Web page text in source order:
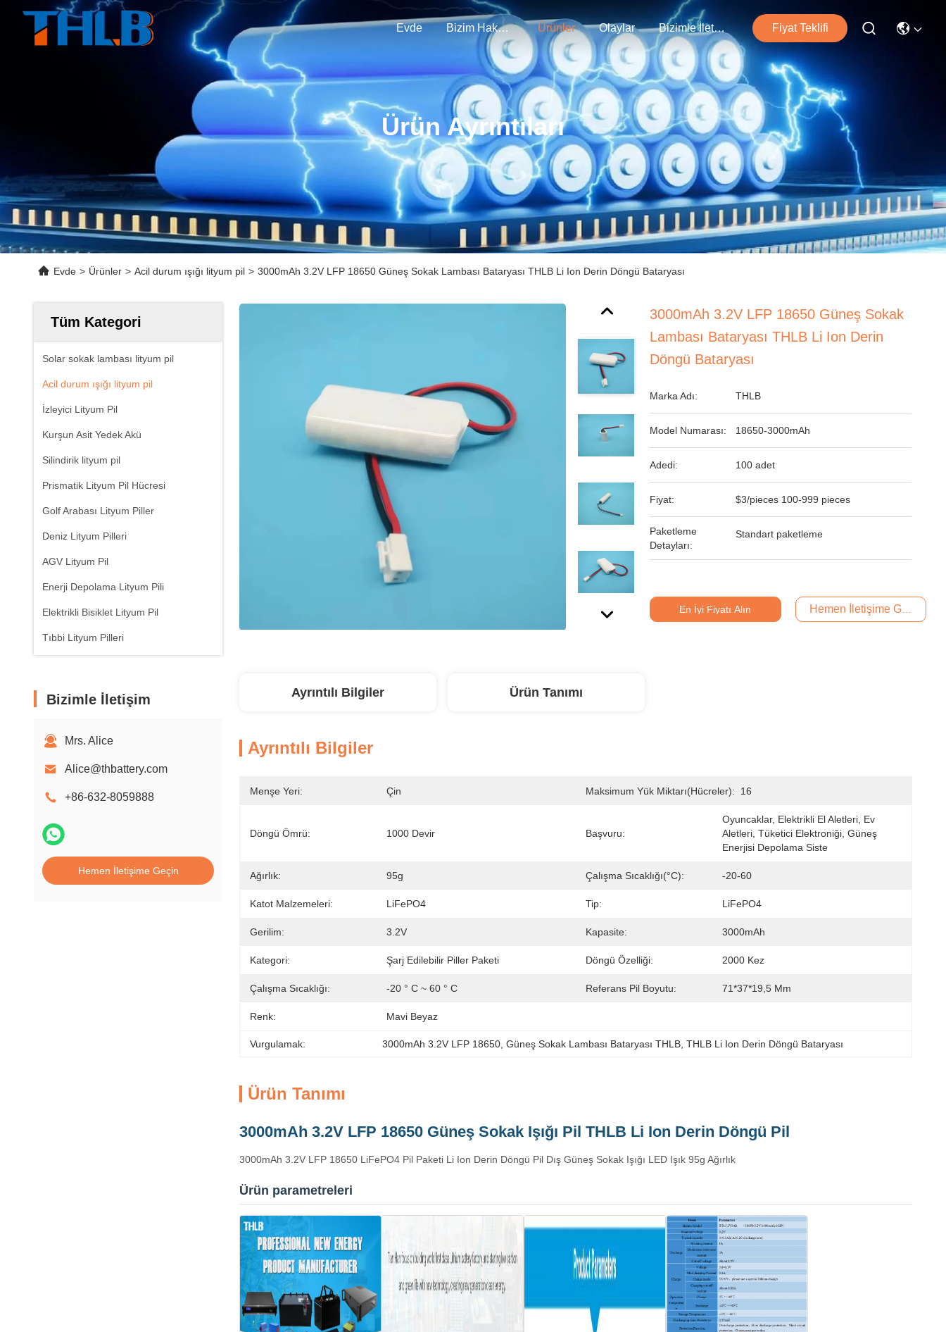
Evde Bizim Hakkımızda Ürünler Olaylar Bizimle İletişim Fiyat Teklifi
Ürün Ayrıntıları
Evde > Ürünler > Acil durum ışığı lityum pil > 3000mAh 3.2V LFP 18650 Güneş Sokak Lambası Bataryası THLB Li Ion Derin Döngü Bataryası
Tüm Kategori
Solar sokak lambası lityum pil
Acil durum ışığı lityum pil
İzleyici Lityum Pil
Kurşun Asit Yedek Akü
Silindirik lityum pil
Prismatik Lityum Pil Hücresi
Golf Arabası Lityum Piller
Deniz Lityum Pilleri
AGV Lityum Pil
Enerji Depolama Lityum Pili
Elektrikli Bisiklet Lityum Pil
Tıbbi Lityum Pilleri
Bizimle İletişim
Mrs. Alice
Alice@thbattery.com
+86-632-8059888
Hemen İletişime Geçin
3000mAh 3.2V LFP 18650 Güneş Sokak
Lambası Bataryası THLB Li Ion Derin
Döngü Bataryası
Marka Adı: THLB
Model Numarası: 18650-3000mAh
Adedi: 100 adet
Fiyat: $3/pieces 100-999 pieces
Paketleme
Detayları:
Standart paketleme
En İyi Fiyatı Alın Hemen İletişime Geçin
Ayrıntılı Bilgiler Ürün Tanımı
Ayrıntılı Bilgiler
Menşe Yeri: Çin Maksimum Yük Miktarı(hücreler): 16
Döngü Ömrü: 1000 Devir Başvuru:
Oyuncaklar, Elektrikli El Aletleri, Ev
Aletleri, Tüketici Elektroniği, Güneş
Enerjisi Depolama Siste
Ağırlık: 95g Çalışma Sıcaklığı(°C): -20-60
Katot Malzemeleri: LiFePO4 Tip: LiFePO4
Gerilim: 3.2V Kapasite: 3000mAh
Kategori: Şarj Edilebilir Piller Paketi Döngü Özelliği: 2000 Kez
Çalışma Sıcaklığı: -20 ° C ~ 60 ° C Referans Pil Boyutu: 71*37*19,5 Mm
Renk: Mavi Beyaz
Vurgulamak: 3000mAh 3.2V LFP 18650 , Güneş Sokak Lambası Bataryası THLB , THLB Li Ion Derin Döngü Bataryası
Ürün Tanımı
3000mAh 3.2V LFP 18650 Güneş Sokak Işığı Pil THLB Li Ion Derin Döngü Pil
3000mAh 3.2V LFP 18650 LiFePO4 Pil Paketi Li Ion Derin Döngü Pil Dış Güneş Sokak Işığı LED Işık 95g Ağırlık
Ürün parametreleri